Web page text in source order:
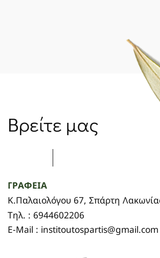
Βρείτε μας
ΓΡΑΦΕΙΑ
Κ.Παλαιολόγου 67, Σπάρτη
Τηλ. : 6944602206
E-Mail : institoutospartis@gmail.com